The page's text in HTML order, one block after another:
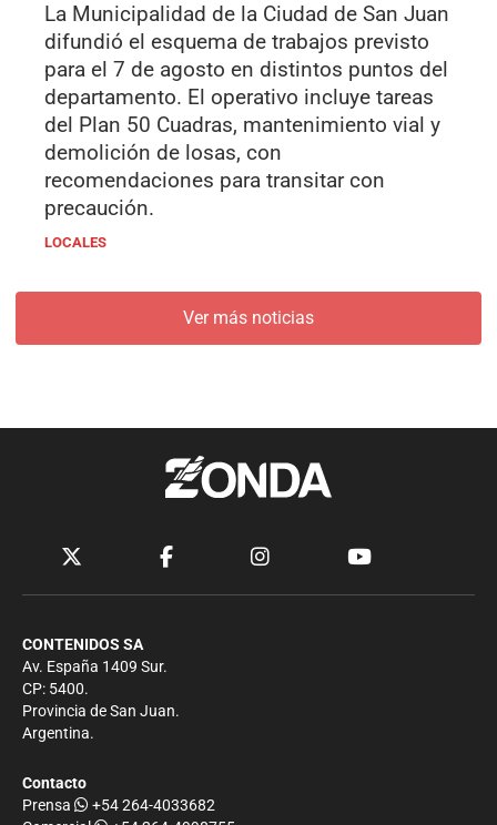
La Municipalidad de la Ciudad de San Juan
difundió el esquema de trabajos previsto
para el 7 de agosto en distintos puntos del
departamento. El operativo incluye tareas
del Plan 50 Cuadras, mantenimiento vial y
demolición de losas, con
recomendaciones para transitar con
precaución.
LOCALES
Ver más noticias
CONTENIDOS SA
Av. España 1409 Sur.
CP: 5400.
Provincia de San Juan.
Argentina.
Contacto
Prensa
+54 264-4033682